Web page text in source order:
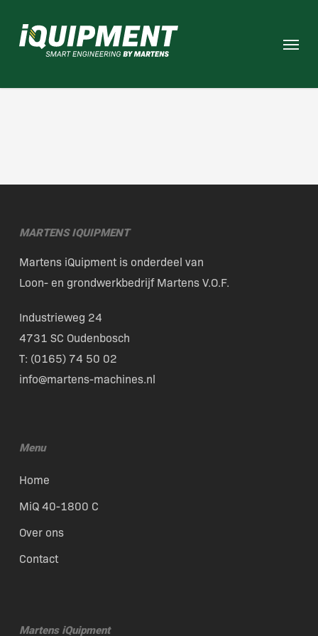
main
Menu
MARTENS IQUIPMENT
Martens iQuipment is onderdeel van
Loon- en grondwerkbedrijf Martens V.O.F.
Industrieweg 24
4731 SC Oudenbosch
T: (0165) 74 50 02
info@martens-machines.nl
Menu
Home
MiQ 40-1800 C
Over ons
Contact
Martens iQuipment